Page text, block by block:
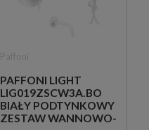
PAFFONI LIGHT
LIG019ZSCW3A.BO
BIAŁY PODTYNKOWY
ZESTAW WANNOWO-